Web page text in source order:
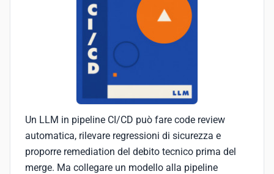
Un LLM in pipeline CI/CD può fare code review
automatica, rilevare regressioni di sicurezza e
proporre remediation del debito tecnico prima del
merge. Ma collegare un modello alla pipeline